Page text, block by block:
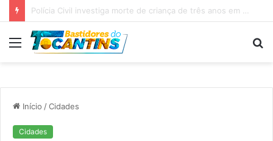
Menu
Início /Cidades
Cidades